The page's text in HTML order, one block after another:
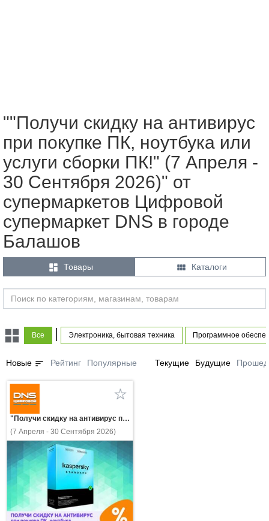
""Получи скидку на антивирус
при покупке ПК, ноутбука или
услуги сборки ПК!" (7 Апреля -
30 Сентября 2026)" от
супермаркетов Цифровой
супермаркет DNS в городе
Балашов
 Товары  Каталоги
Все | Электроника, бытовая техника Программное
Новые sort Рейтинг Популярные Текущие Будущие
"Получи скидку на антивирус при покупке ПК, ноутбука или услуги сборки ПК!"
(7 Апреля - 30 Сентября 2026)